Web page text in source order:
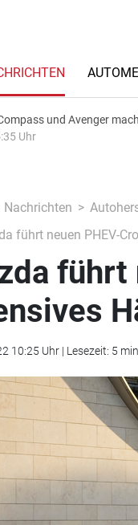
und Avenger
Uhr
Nachrichten
führt neuen PHEV-
führt
10:25 Uhr | Lesezeit: 5 min